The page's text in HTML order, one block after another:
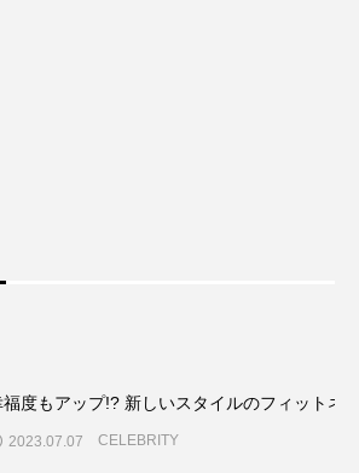
福度もアップ!? 新しいスタイルのフィットネ
2023.07.07 CELEBRITY